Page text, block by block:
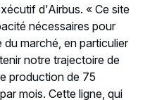
d'Airbus. « Ce site
nécessaires pour
marché, en particulier
notre trajectoire de
production de 75
mois. Cette ligne, qui